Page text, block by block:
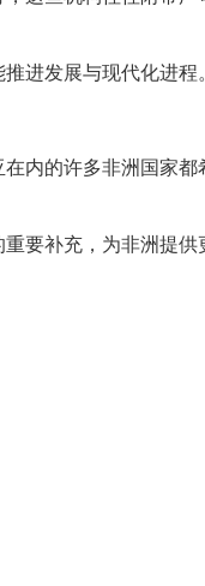
进发展与现代化进程
内的许多非洲国家
要补充，为非洲提供